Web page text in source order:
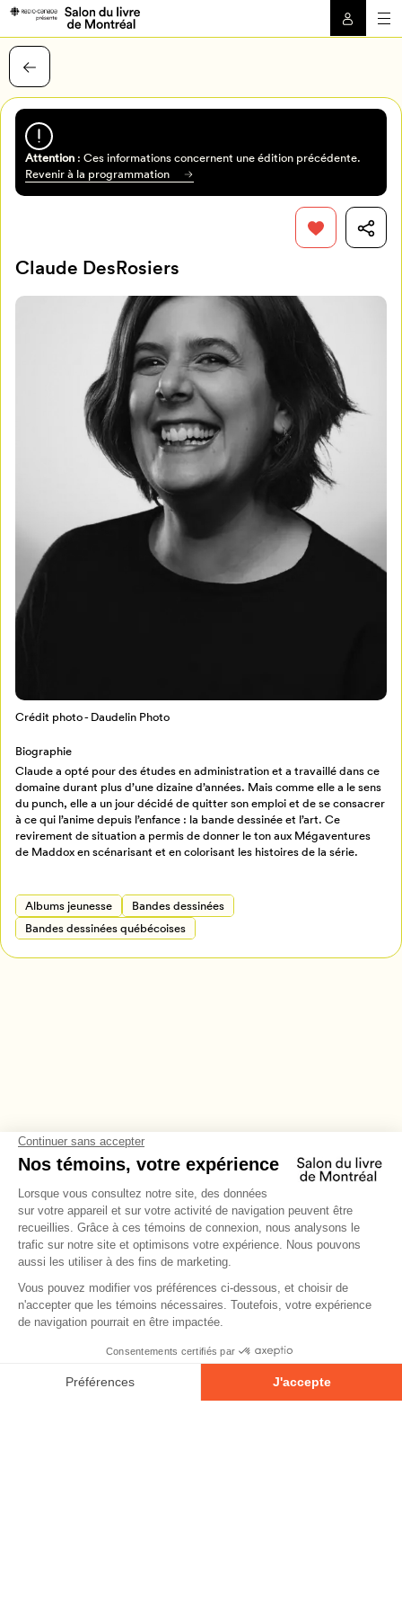
Mon Salon
Retour à l’accueil
Attention: Ces informations concernent une édition précédente.
Revenir à la programmation
Claude DesRosiers
Crédit photo - Daudelin Photo
Biographie
Claude a opté pour des études en administration et a travaillé dans ce
domaine durant plus d’une dizaine d’années. Mais comme elle a le sens
du punch, elle a un jour décidé de quitter son emploi et de se consacrer
à ce qui l’anime depuis l’enfance : la bande dessinée et l’art. Ce
revirement de situation a permis de donner le ton aux Mégaventures
de Maddox en scénarisant et en colorisant les histoires de la série.
Albums jeunesse
Bandes dessinées
Bandes dessinées québécoises
Créer un profil
Annuler